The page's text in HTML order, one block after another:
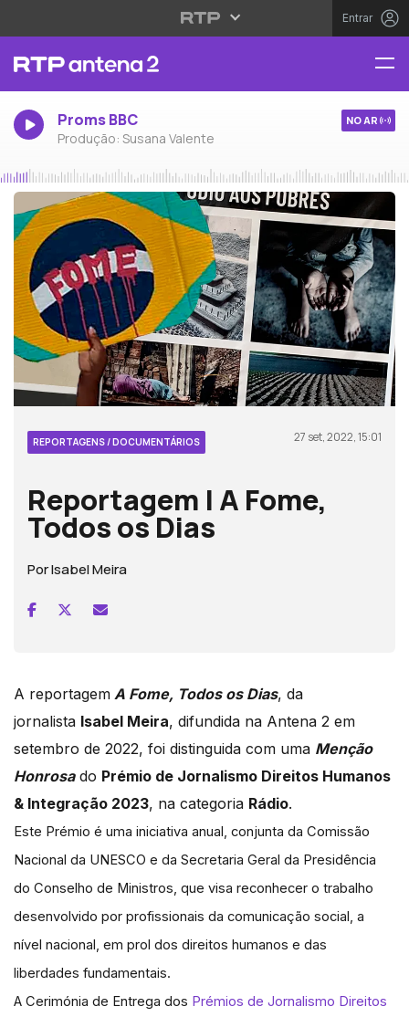
Entrar
Proms BBC
Produção: Susana Valente
NO AR
REPORTAGENS / DOCUMENTÁRIOS 27 set, 2022, 15:01
Reportagem | A Fome,
Todos os Dias
Por Isabel Meira
A reportagem A Fome, Todos os Dias, da
jornalista Isabel Meira, difundida na Antena 2 em
setembro de 2022, foi distinguida com uma Menção
Honrosado Prémio de Jornalismo Direitos Humanos
& Integração 2023, na categoria Rádio.
Este Prémio é uma iniciativa anual, conjunta da Comissão
Nacional da UNESCO e da Secretaria Geral da Presidência
do Conselho de Ministros, que visa reconhecer o trabalho
desenvolvido por profissionais da comunicação social, a
nível nacional, em prol dos direitos humanos e das
liberdades fundamentais.
A Cerimónia de Entrega dos Prémios de Jornalismo Direitos